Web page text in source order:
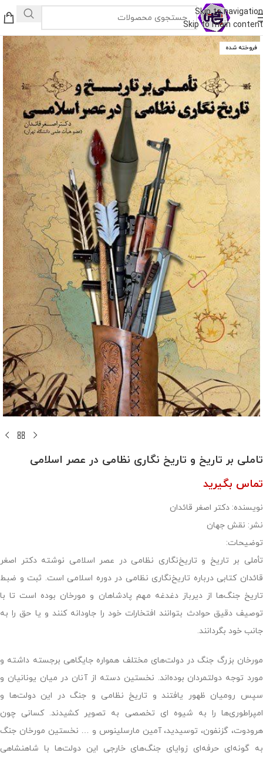
Skip to navigation
Skip to main content
فروخته شده
تاملی بر تاریخ و تاریخ نگاری نظامی در عصر اسلامی
تماس بگیرید
نویسنده: دکتر اصغر قائدان
نشر: نقش جهان
توضیحات:
تأملی بر تاریخ و تاریخ‌نگاری نظامی در عصر اسلامی نوشته دکتر اصغر
قائدان کتابی درباره تاریخ‌نگاری نظامی در دوره اسلامی است. ثبت و ضبط
تاریخ جنگ‌ها از دیرباز دغدغه مهم پادشاهان و مورخان بوده است تا با
توصیف دقیق حوادث بتوانند افتخارات خود را جاودانه کنند و یا حق را به
جانب خود بگردانند.
مورخان بزرگ جنگ در دولت‌های مختلف همواره جایگاهی برجسته داشته و
مورد توجه دولتمردان بوده‌اند. نخستین دسته از آنان در میان یونانیان و
سپس رومیان ظهور یافتند و تاریخ نظامی و جنگ در این دولت‌ها و
امپراطوری‌ها را به شیوه ای تخصصی به تصویر کشیدند. کسانی چون
هرودوت، گزنفون، توسیدید، آمین مارسلینوس و … نخستین مورخان جنگ
به گونه‌ای حرفه‌ای زوایای جنگ‌های خارجی این دولت‌ها با شاهنشاهی